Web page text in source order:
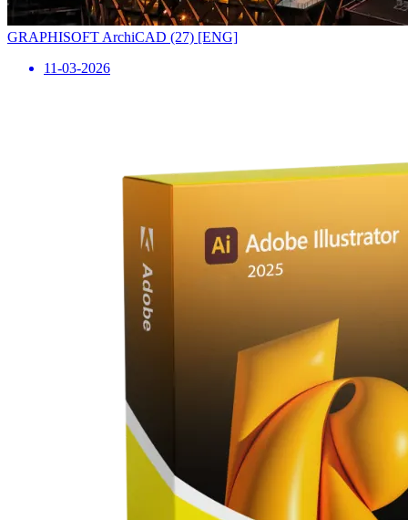
GRAPHISOFT ArchiCAD (27) [ENG]
11-03-2026